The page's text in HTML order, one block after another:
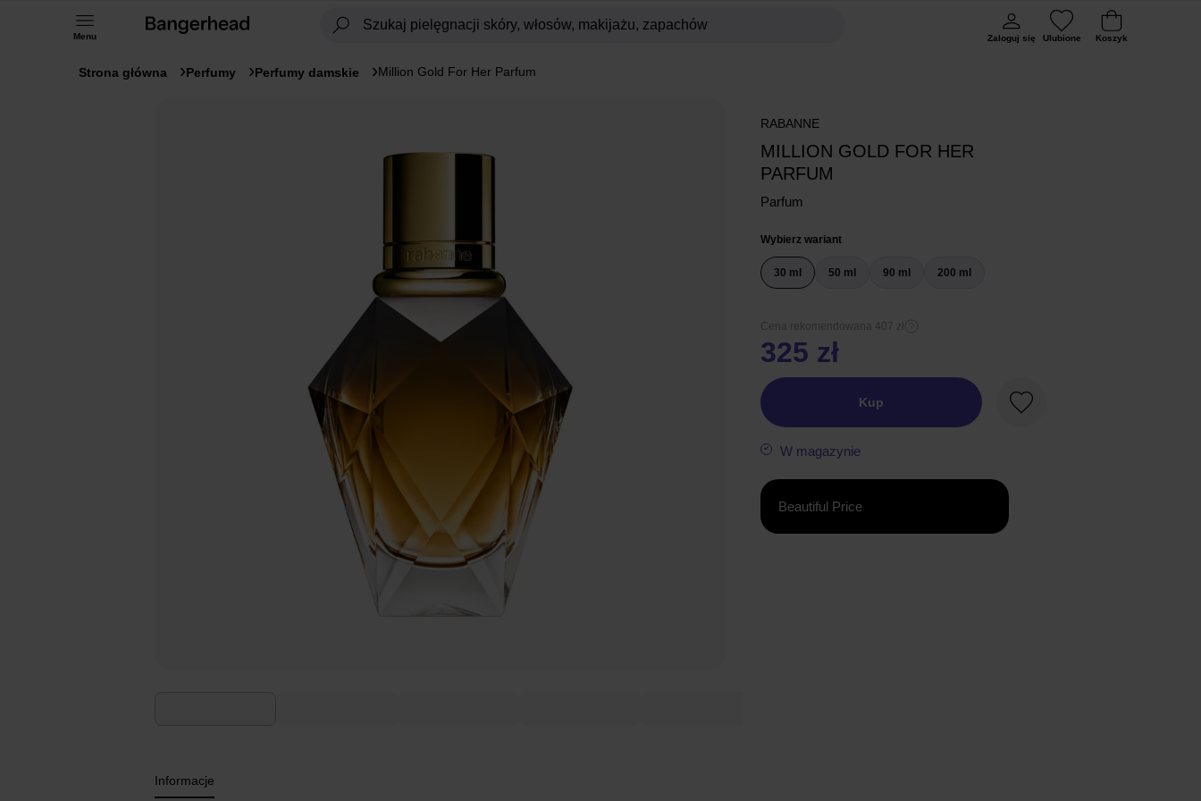
Menu Zaloguj się Ulubione Koszyk
Strona główna Perfumy Perfumy damskie Million Gold For Her Parfum
RABANNE
MILLION GOLD FOR HER
PARFUM
Parfum
Wybierz wariant
30 ml 50 ml 90 ml 200 ml
Cena rekomendowana 407 zł
325 zł
Kup
Ulubione
W magazynie
Beautiful Price
Informacje